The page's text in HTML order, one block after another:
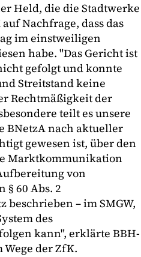
Held, die die Stadtwerke
Nachfrage, dass das
im einstweiligen
habe. "Das Gericht ist
gefolgt und konnte
Streitstand keine
Rechtmäßigkeit der
teilt es unsere
BNetzA nach aktueller
gewesen ist, über den
Marktkommunikation
von
60 Abs. 2
beschrieben – im SMGW,
des
kann", erklärte BBH-
der ZfK.